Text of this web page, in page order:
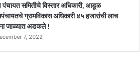
समितीचे विस्तार अधिकारी, आडूळ
ग्रामविकास अधिकारी ४५ हजारांची लाच
जाळ्यात अडकले !
7, 2022